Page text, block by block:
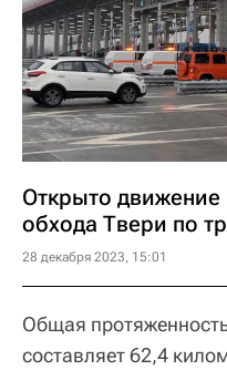
Открыто движение
обхода Твери по
28 декабря 2023, 15:01
Общая
составляет 62,4